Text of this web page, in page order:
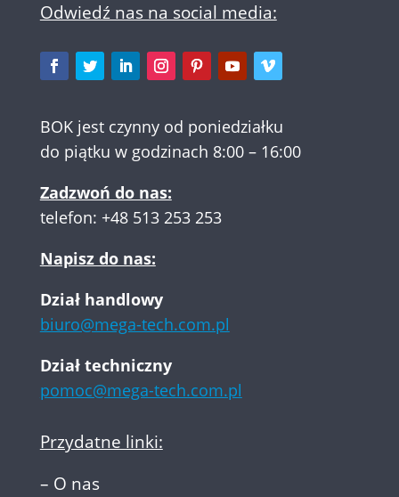
Odwiedź nas na social media:
BOK jest czynny od poniedziałku
do piątku w godzinach 8:00 – 16:00
Zadzwoń do nas:
telefon: +48 513 253 253
Napisz do nas:
Dział handlowy
biuro@mega-tech.com.pl
Dział techniczny
pomoc@mega-tech.com.pl
Przydatne linki:
– O nas